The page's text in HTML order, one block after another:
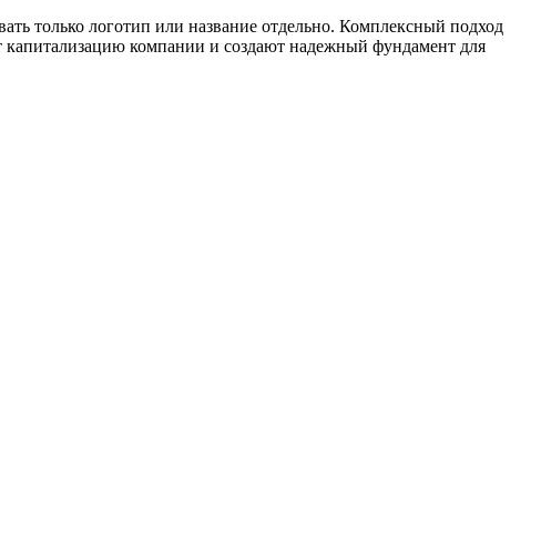
только логотип или название отдельно. Комплексный подход
компании и создают надежный фундамент для